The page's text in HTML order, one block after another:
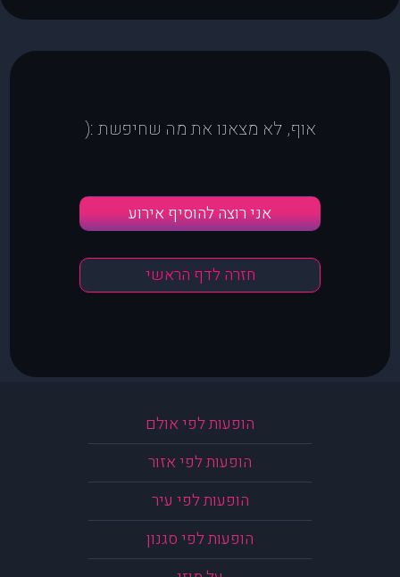
אוף, לא מצאנו את מה שחיפשת :(
אני רוצה להוסיף אירוע
חזרה לדף הראשי
הופעות לפי אולם
הופעות לפי אזור
הופעות לפי עיר
הופעות לפי סגנון